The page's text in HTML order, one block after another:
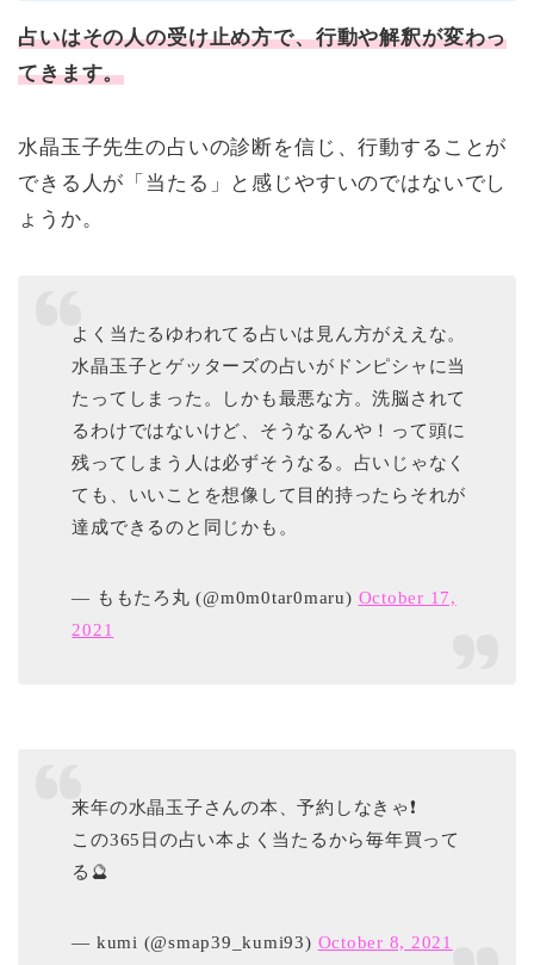
占いはその人の受け止め方で、行動や解釈が変わっ
てきます。
水晶玉子先生の占いの診断を信じ、行動することが
できる人が「当たる」と感じやすいのではないでし
ょうか。
よく当たるゆわれてる占いは見ん方がええな。
水晶玉子とゲッターズの占いがドンピシャに当
たってしまった。しかも最悪な方。洗脳されて
るわけではないけど、そうなるんや！って頭に
残ってしまう人は必ずそうなる。占いじゃなく
ても、いいことを想像して目的持ったらそれが
達成できるのと同じかも。
— ももたろ丸 (@m0m0tar0maru) October 17,
2021
来年の水晶玉子さんの本、予約しなきゃ❗️
この365日の占い本よく当たるから毎年買って
る🔮
— kumi (@smap39_kumi93) October 8, 2021